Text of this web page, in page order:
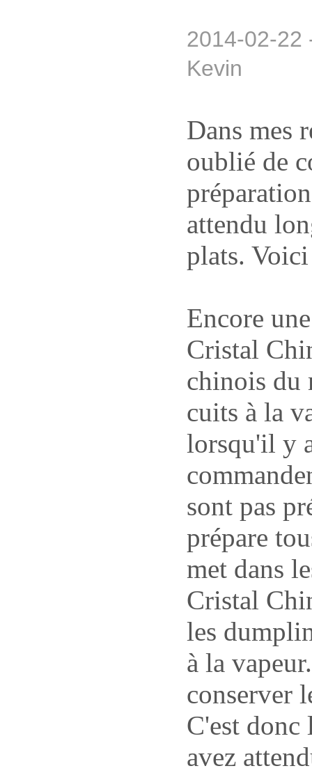
2014-02-22
Kevin
Dans mes
oublié de
attendu
plats.
Encore
Cristal
chinois du
cuits à la
lorsqu'il y
sont pas
prépare
met dans
Cristal
les
à la
conserver
C'est donc
avez